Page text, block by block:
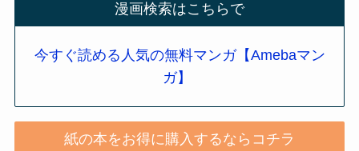
漫画検索はこちらで
今すぐ読める人気の無料マンガ【Amebaマン
ガ】
紙の本をお得に購入するならコチラ